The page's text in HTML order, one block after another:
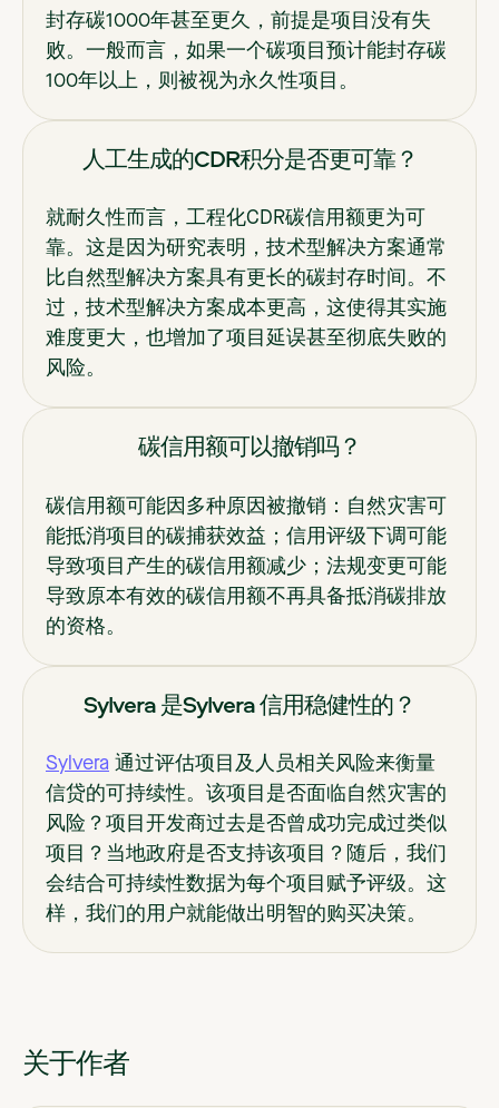
封存碳1000年甚至更久，前提是项目没有失
败。一般而言，如果一个碳项目预计能封存碳
100年以上，则被视为永久性项目。
人工生成的CDR积分是否更可靠？
就耐久性而言，工程化CDR碳信用额更为可
靠。这是因为研究表明，技术型解决方案通常
比自然型解决方案具有更长的碳封存时间。不
过，技术型解决方案成本更高，这使得其实施
难度更大，也增加了项目延误甚至彻底失败的
风险。
碳信用额可以撤销吗？
碳信用额可能因多种原因被撤销：自然灾害可
能抵消项目的碳捕获效益；信用评级下调可能
导致项目产生的碳信用额减少；法规变更可能
导致原本有效的碳信用额不再具备抵消碳排放
的资格。
Sylvera 是Sylvera 信用稳健性的？
Sylvera 通过评估项目及人员相关风险来衡量
信贷的可持续性。该项目是否面临自然灾害的
风险？项目开发商过去是否曾成功完成过类似
项目？当地政府是否支持该项目？随后，我们
会结合可持续性数据为每个项目赋予评级。这
样，我们的用户就能做出明智的购买决策。
关于作者